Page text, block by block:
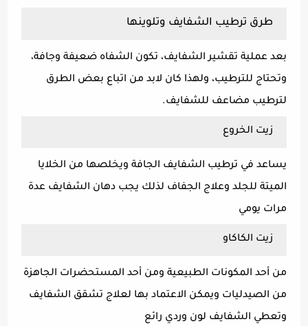
طرق ترطيب الشفايف وتلوينها
بعد عملية تقشير الشفايف، تكون الشفاه ضعيفة وجافة،
وتحتاج للترطيب، ولهذا كان لابد من اتباع بعض الطرق
لترطيب مضاعف للشفايف.
زيت الخروع
يساعد في ترطيب الشفايف الجافة ويخلصها من الخلايا
الميتة للجلد وعلاج الجفاف لذلك يجب دهان الشفايف عدة
مرات يومي
زيت الكاكاو
من أحد المكونات الطبيعية ومن أحد المستحضرات الجاهزة
من الصيدليات ويمكن الاعتماد بها لعلاج تشقق الشفايف
وتعطي الشفايف لون وردي رائع